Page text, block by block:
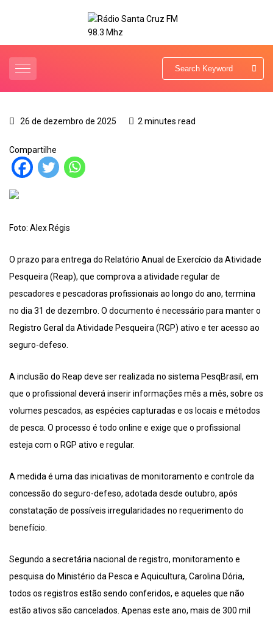
26 de dezembro de 2025 2 minutes read
Compartilhe
Foto: Alex Régis
O prazo para entrega do Relatório Anual de Exercício da Atividade
Pesqueira (Reap), que comprova a atividade regular de
pescadores e pescadoras profissionais ao longo do ano, termina
no dia 31 de dezembro. O documento é necessário para manter o
Registro Geral da Atividade Pesqueira (RGP) ativo e ter acesso ao
seguro-defeso.
A inclusão do Reap deve ser realizada no sistema PesqBrasil, em
que o profissional deverá inserir informações mês a mês, sobre os
volumes pescados, as espécies capturadas e os locais e métodos
de pesca. O processo é todo online e exige que o profissional
esteja com o RGP ativo e regular.
A medida é uma das iniciativas de monitoramento e controle da
concessão do seguro-defeso, adotada desde outubro, após
constatação de possíveis irregularidades no requerimento do
benefício.
Segundo a secretária nacional de registro, monitoramento e
pesquisa do Ministério da Pesca e Aquicultura, Carolina Dória,
todos os registros estão sendo conferidos, e aqueles que não
estão ativos são cancelados. Apenas este ano, mais de 300 mil